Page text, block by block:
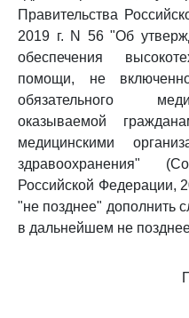
Правительства
2019 г. N 56 "Об
обеспечения
помощи, не
обязательного
оказываемой
медицинскими
здравоохранения"
Российской Федерации,
"не позднее" дополнить
в дальнейшем не